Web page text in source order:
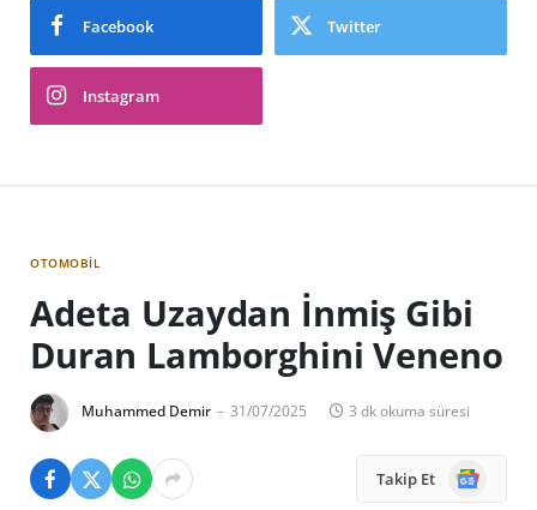
Facebook Twitter
Instagram
OTOMOBIL
Adeta Uzaydan İnmiş Gibi
Duran Lamborghini Veneno
Muhammed Demir 31/07/2025 3 dk okuma süresi
Takip Et
Google
News